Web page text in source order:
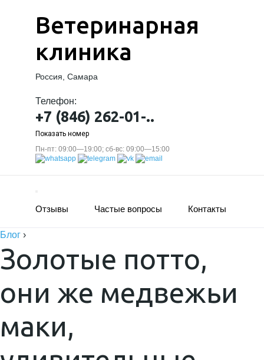
Ветеринарная
клиника
Россия, Самара
Телефон:
+7 (846) 262-01-..
Показать номер
Пн-пт: 09:00—19:00; сб-вс: 09:00—15:00
Отзывы Частые вопросы Контакты
Блог ›
Золотые потто,
они же медвежьи
маки,